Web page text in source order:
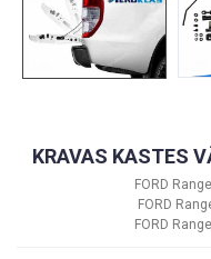
KRAVAS KASTES
FORD
FORD
FORD